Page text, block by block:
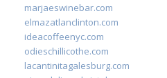
marjaeswinebar.com
elmazatlanclinton.com
ideacoffeenyc.com
odieschillicothe.com
lacantinitagalesburg.com